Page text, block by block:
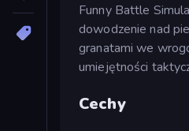
Funny Battle
dowodzenie nad
granatami we
umiejętności
Cechy